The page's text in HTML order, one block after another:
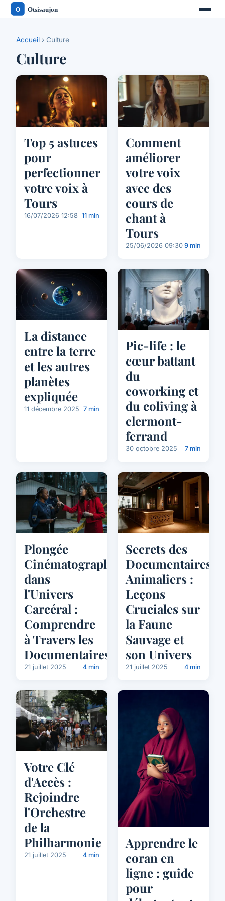
Accueil › Culture
Culture
Top 5 astuces
pour
perfectionner
votre voix à
Tours
16/07/2026 12:58 11 min
Comment
améliorer
votre voix
avec des
cours de
chant à
Tours
25/06/2026 09:30 9 min
La distance
entre la terre
et les autres
planètes
expliquée
11 décembre 2025 7 min
Pic-life : le
cœur battant
du
coworking et
du coliving à
clermont-
ferrand
30 octobre 2025 7 min
Plongée
Cinématographique
dans
l'Univers
Carcéral :
Comprendre
à Travers les
Documentaires
21 juillet 2025 4 min
Secrets des
Documentaires
Animaliers :
Leçons
Cruciales sur
la Faune
Sauvage et
son Univers
21 juillet 2025 4 min
Votre Clé
d'Accès :
Rejoindre
l'Orchestre
de la
Philharmonie
21 juillet 2025 4 min
Apprendre le
coran en
ligne : guide
pour